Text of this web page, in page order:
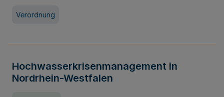
Verordnung
Hochwasserkrisenmanagement in
Nordrhein-Westfalen